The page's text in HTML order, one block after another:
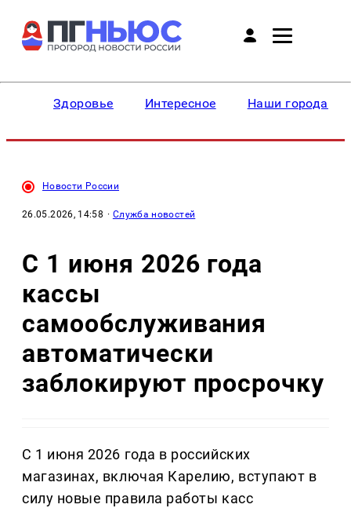
Здоровье Интересное Наши города
Новости России
26.05.2026, 14:58 · Служба новостей
С 1 июня 2026 года
кассы
самообслуживания
автоматически
заблокируют просрочку
С 1 июня 2026 года в российских
магазинах, включая Карелию, вступают в
силу новые правила работы касс